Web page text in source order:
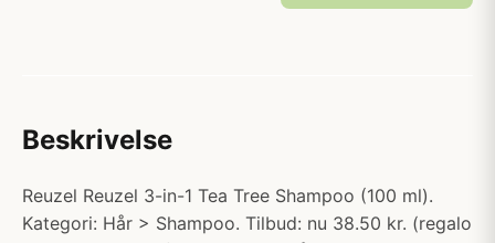
Beskrivelse
Reuzel Reuzel 3-in-1 Tea Tree Shampoo (100 ml).
Kategori: Hår > Shampoo. Tilbud: nu 38.50 kr. (regalo